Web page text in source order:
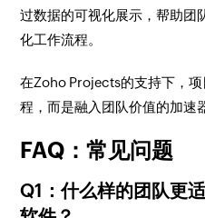
过数据的可视化展示，帮助团
化工作流程。
在Zoho Projects的支持下，
程，而是融入团队价值的加速
FAQ：常见问题
Q1：什么样的团队更